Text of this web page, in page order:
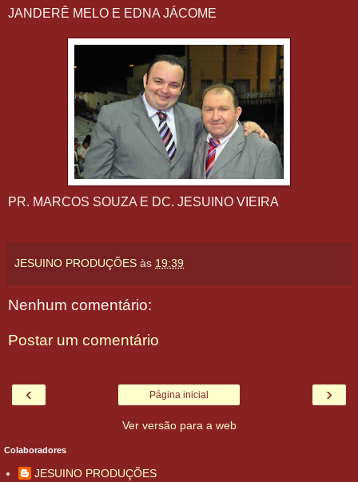
JANDERÊ MELO E EDNA JÁCOME
PR. MARCOS SOUZA E DC. JESUINO VIEIRA
JESUINO PRODUÇÕES às 19:39
Nenhum comentário:
Postar um comentário
‹ ›
Página inicial
Ver versão para a web
Colaboradores
JESUINO PRODUÇÕES